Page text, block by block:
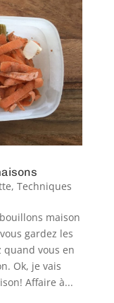
, Techniques
maison
gardez les
quand vous en
Ok, je vais
Affaire à...